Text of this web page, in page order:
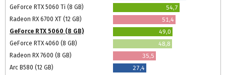
GeForce RTX 5060 Ti (8 GB)
54,7
Radeon RX 6700 XT (12 GB)
51,4
GeForce RTX 5060 (8 GB)
49,0
GeForce RTX 4060 (8 GB)
48,8
Radeon RX 7600 (8 GB)
35,5
Arc B580 (12 GB)
27,4